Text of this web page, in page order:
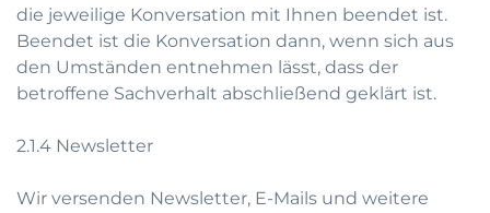
die jeweilige Konversation mit Ihnen beendet ist.
Beendet ist die Konversation dann, wenn sich aus
den Umständen entnehmen lässt, dass der
betroffene Sachverhalt abschließend geklärt ist.
2.1.4 Newsletter
Wir versenden Newsletter, E-Mails und weitere